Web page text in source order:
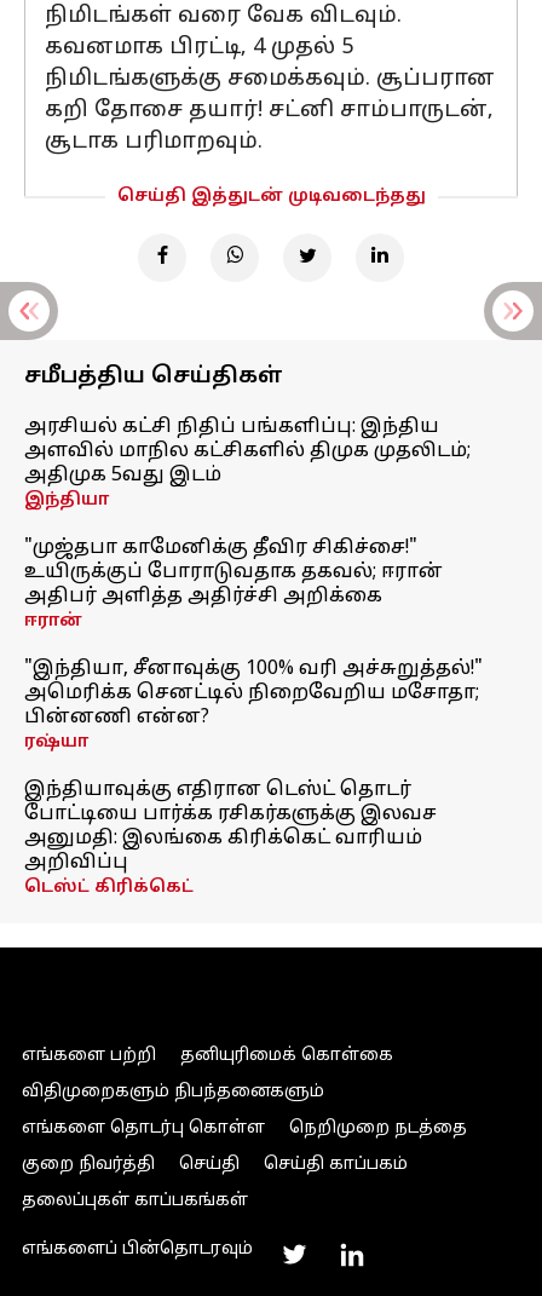
நிமிடங்கள் வரை வேக விடவும்.
கவனமாக பிரட்டி, 4 முதல் 5
நிமிடங்களுக்கு சமைக்கவும். சூப்பரான
கறி தோசை தயார்! சட்னி சாம்பாருடன்,
சூடாக பரிமாறவும்.
செய்தி இத்துடன் முடிவடைந்தது
சமீபத்திய செய்திகள்
அரசியல் கட்சி நிதிப் பங்களிப்பு: இந்திய
அளவில் மாநில கட்சிகளில் திமுக முதலிடம்;
அதிமுக 5வது இடம்
இந்தியா
"முஜ்தபா காமேனிக்கு தீவிர சிகிச்சை!"
உயிருக்குப் போராடுவதாக தகவல்; ஈரான்
அதிபர் அளித்த அதிர்ச்சி அறிக்கை
ஈரான்
"இந்தியா, சீனாவுக்கு 100% வரி அச்சுறுத்தல்!"
அமெரிக்க செனட்டில் நிறைவேறிய மசோதா;
பின்னணி என்ன?
ரஷ்யா
இந்தியாவுக்கு எதிரான டெஸ்ட் தொடர்
போட்டியை பார்க்க ரசிகர்களுக்கு இலவச
அனுமதி: இலங்கை கிரிக்கெட் வாரியம்
அறிவிப்பு
டெஸ்ட் கிரிக்கெட்
எங்களை பற்றி
தனியுரிமைக் கொள்கை
விதிமுறைகளும் நிபந்தனைகளும்
எங்களை தொடர்பு கொள்ள
நெறிமுறை நடத்தை
குறை நிவர்த்தி
செய்தி
செய்தி காப்பகம்
தலைப்புகள் காப்பகங்கள்
எங்களைப் பின்தொடரவும்